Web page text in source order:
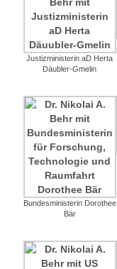
Justizministerin aD Herta
Däubler-Gmelin
Bundesministerin Dorothee
Bär